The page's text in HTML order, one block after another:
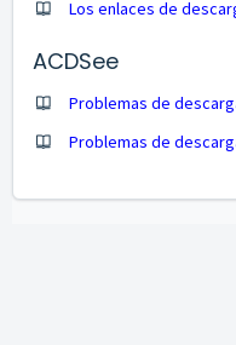
Los enlaces de
ACDSee
Problemas de
Problemas de